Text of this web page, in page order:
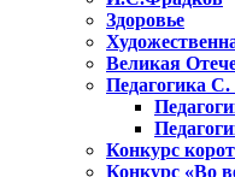
Здоровье
Великая
Педагогика
Конкурс
Конкурс «Во